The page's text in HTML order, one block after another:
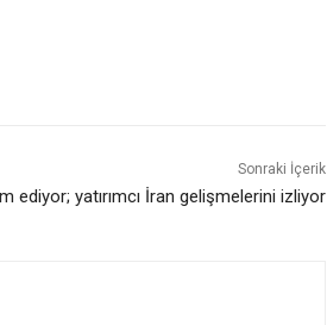
Sonraki İçerik
ediyor; yatırımcı İran gelişmelerini izliyor